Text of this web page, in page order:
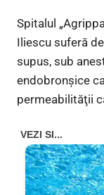
Spitalul
Iliescu suferă
supus, sub
endobronşice
permeabilităţii